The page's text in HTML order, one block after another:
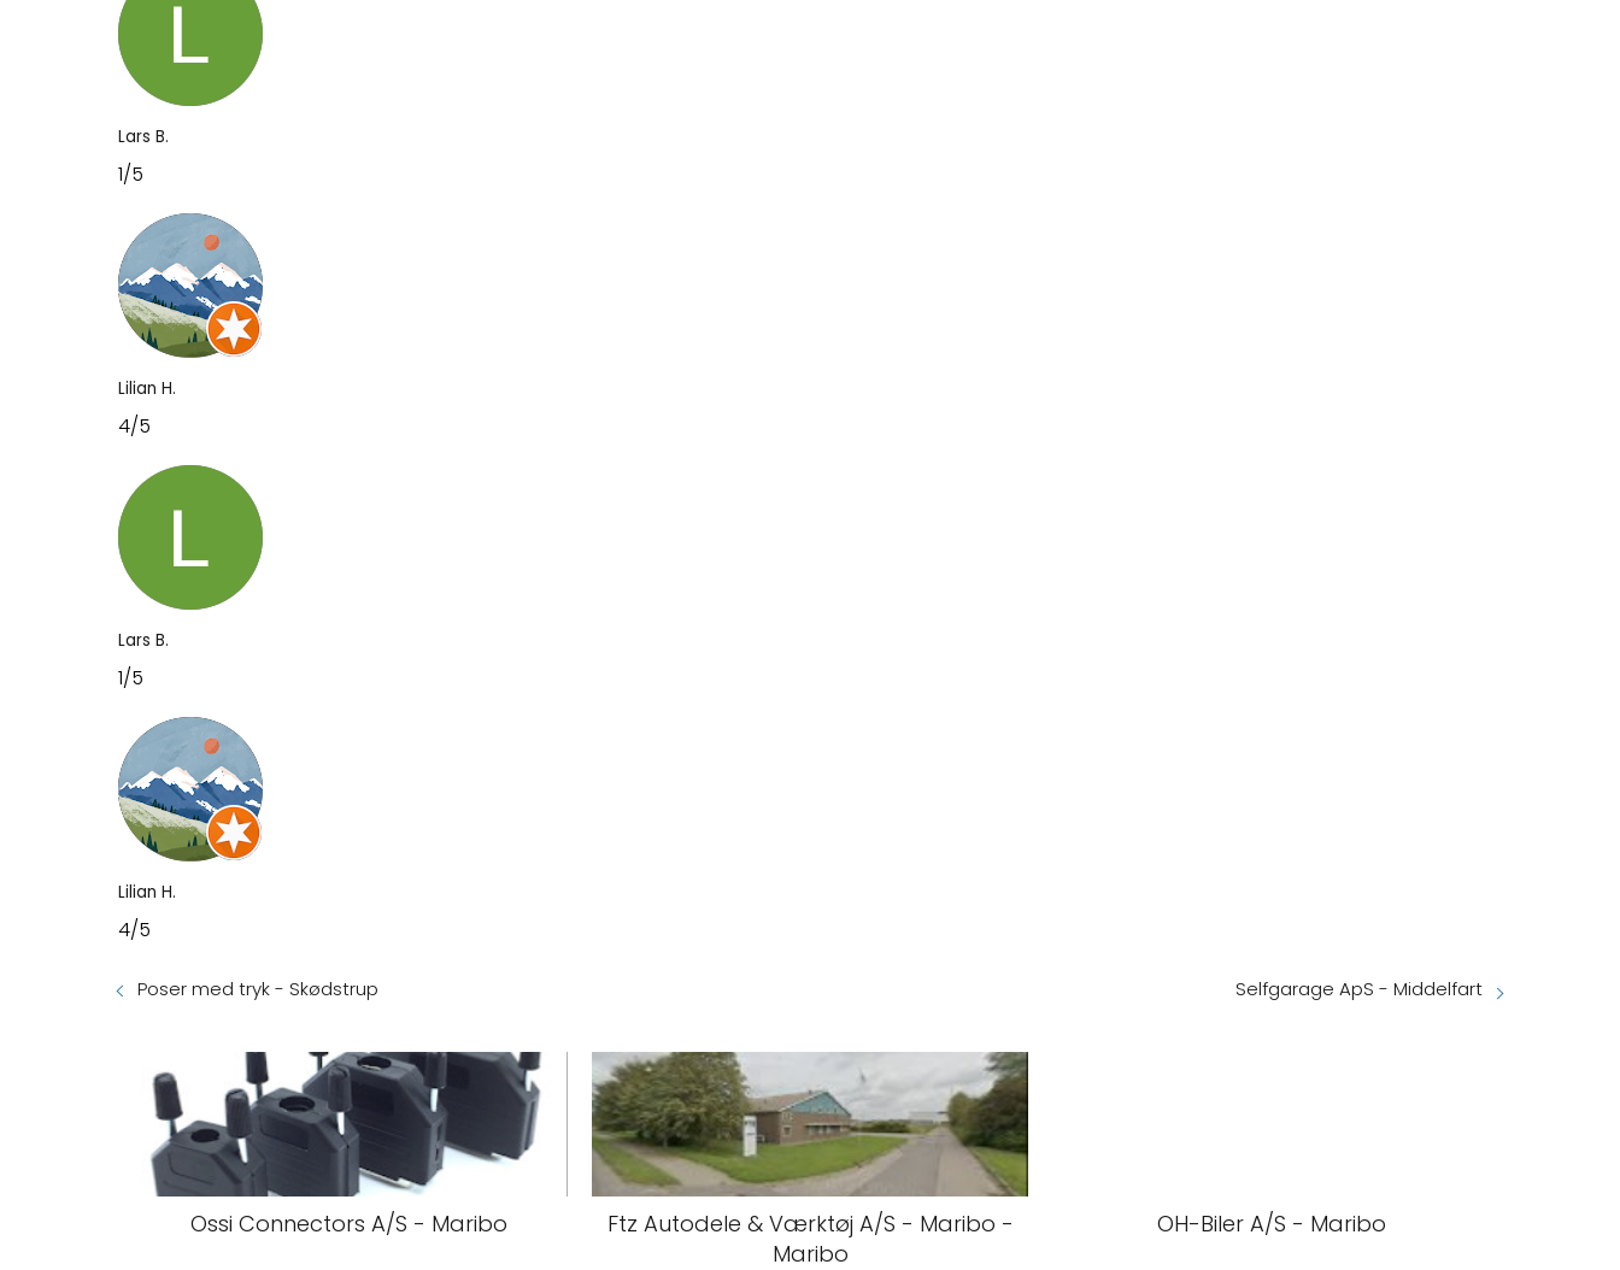
Lars B.
1/5
Lilian H.
4/5
Lars B.
1/5
Lilian H.
4/5
Poser med tryk - Skødstrup Selfgarage ApS - Middelfart
Ossi Connectors A/S - Maribo
Ftz Autodele & Værktøj A/S - Maribo -
Maribo
OH-Biler A/S - Maribo